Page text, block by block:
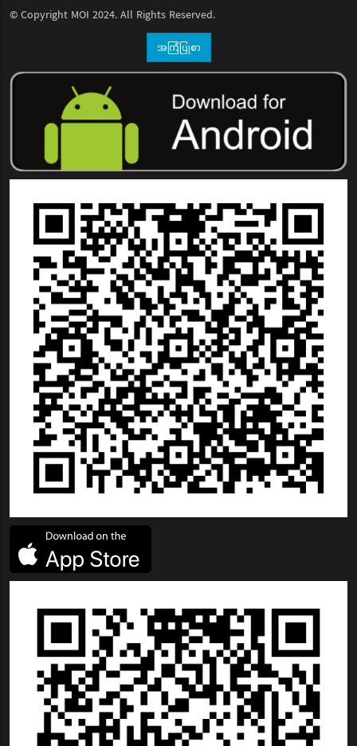
© Copyright MOI 2024. All Rights Reserved.
အကြံပြုစာ